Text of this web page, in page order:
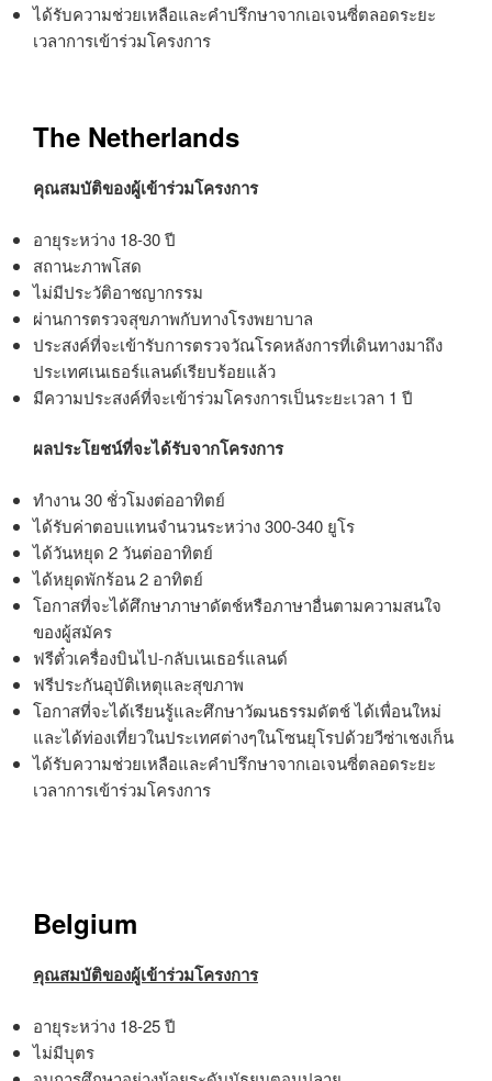
ได้รับความช่วยเหลือและคำปรึกษาจากเอเจนซี่ตลอดระยะ
เวลาการเข้าร่วมโครงการ
The Netherlands
คุณสมบัติของผู้เข้าร่วมโครงการ
อายุระหว่าง 18-30 ปี
สถานะภาพโสด
ไม่มีประวัติอาชญากรรม
ผ่านการตรวจสุขภาพกับทางโรงพยาบาล
ประสงค์ที่จะเข้ารับการตรวจวัณโรคหลังการที่เดินทางมาถึง
ประเทศเนเธอร์แลนด์เรียบร้อยแล้ว
มีความประสงค์ที่จะเข้าร่วมโครงการเป็นระยะเวลา 1 ปี
ผลประโยชน์ที่จะได้รับจากโครงการ
ทำงาน 30 ชั่วโมงต่ออาทิตย์
ได้รับค่าตอบแทนจำนวนระหว่าง 300-340 ยูโร
ได้วันหยุด 2 วันต่ออาทิตย์
ได้หยุดพักร้อน 2 อาทิตย์
โอกาสที่จะได้ศึกษาภาษาดัตช์หรือภาษาอื่นตามความสนใจ
ของผู้สมัคร
ฟรีตั๋วเครื่องบินไป-กลับเนเธอร์แลนด์
ฟรีประกันอุบัติเหตุและสุขภาพ
โอกาสที่จะได้เรียนรู้และศึกษาวัฒนธรรมดัตช์ ได้เพื่อนใหม่
และได้ท่องเที่ยวในประเทศต่างๆในโซนยุโรปด้วยวีซ่าเชงเก็น
ได้รับความช่วยเหลือและคำปรึกษาจากเอเจนซี่ตลอดระยะ
เวลาการเข้าร่วมโครงการ
Belgium
คุณสมบัติของผู้เข้าร่วมโครงการ
อายุระหว่าง 18-25 ปี
ไม่มีบุตร